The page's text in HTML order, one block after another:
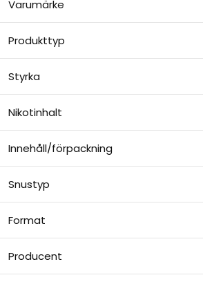
Varumärke
Produkttyp
Styrka
Nikotinhalt
Innehåll/förpackning
Snustyp
Format
Producent